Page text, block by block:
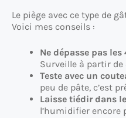
Le piège avec ce type de
Voici mes conseils :
Ne dépasse pas
Surveille à partir de
Teste avec un
peu de pâte, c’est
Laisse tiédir dans
l’humidifier encore